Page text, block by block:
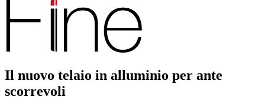
Il nuovo telaio in alluminio per ante
scorrevoli